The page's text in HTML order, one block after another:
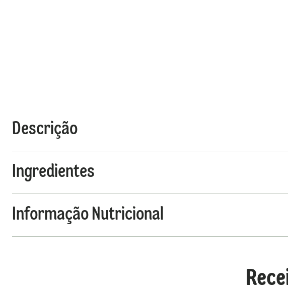
Descrição
Ingredientes
Informação Nutricional